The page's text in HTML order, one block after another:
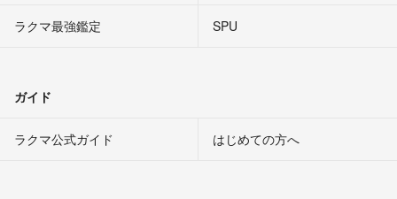
ラクマ最強鑑定
SPU
ガイド
ラクマ公式ガイド はじめての方へ